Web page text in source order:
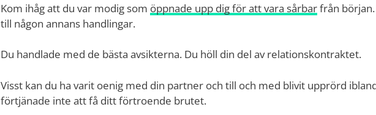
Kom ihåg att du var modig som öppnade upp dig för att vara sårbarfrån
till någon annans handlingar.
Du handlade med de bästa avsikterna. Du höll din del av relationskontraktet.
Visst kan du ha varit oenig med din partner och till och med blivit upprörd
förtjänade inte att få ditt förtroende brutet.